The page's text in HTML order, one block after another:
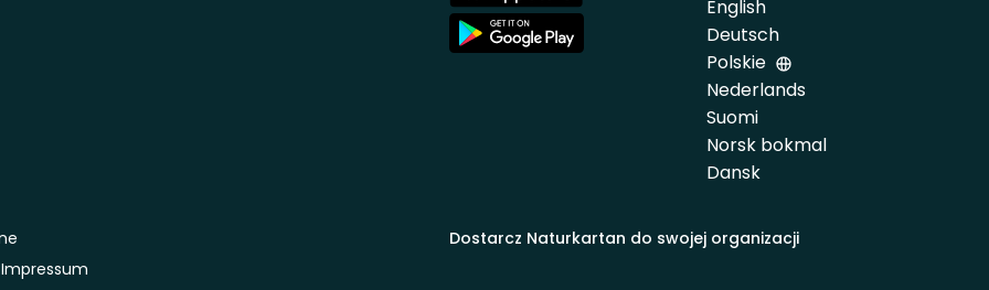
App
Store
English
Deutsch
Polskie
Nederlands
Suomi
Norsk bokmal
Dansk
Dostarcz Naturkartan do swojej organizacji
Impressum